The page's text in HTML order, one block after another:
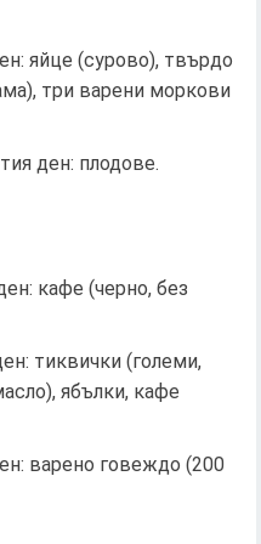
яйце (сурово), твърдо
три варени моркови
ден: плодове.
кафе (черно, без
тиквички (големи,
ябълки, кафе
варено говеждо (200